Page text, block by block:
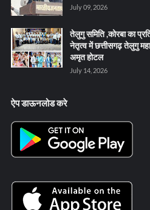
July 09, 2026
तेलुगु समिति ,कोरबा का
नेतृत्व में छत्तीसगढ़ तेलुगु
अमृत होटल
July 14, 2026
ऐप डाऊनलोड करे